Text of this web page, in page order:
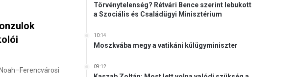
Törvénytelenség? Rétvári Bence szerint lebukott
a Szociális és Családügyi Minisztérium
10:14
Moszkvába megy a vatikáni külügyminiszter
09:12